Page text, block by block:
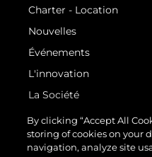
Charter - Location
Nouvelles
Événements
L'innovation
La Société
Notre Équipe
Style De Vie
By clicking “Accept All
storing of cookies on your
navigation, analyze site